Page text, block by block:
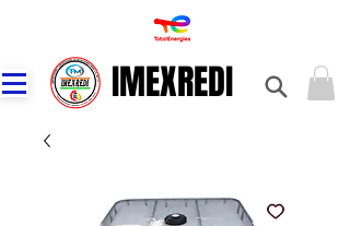
IMEXREDI
IMEXREDI